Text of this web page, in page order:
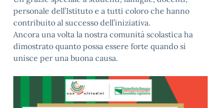
personale dell’Istituto e a tutti coloro che hanno
contribuito al successo dell’iniziativa.
Ancora una volta la nostra comunità scolastica ha
dimostrato quanto possa essere forte quando si
unisce per una buona causa.